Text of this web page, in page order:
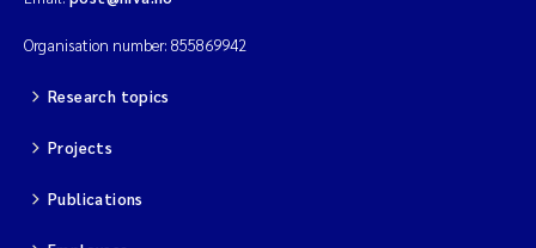
Organisation number: 855869942
Research topics
Projects
Publications